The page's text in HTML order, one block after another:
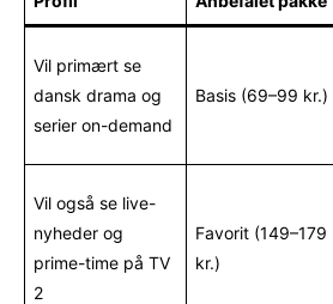
Vil primært se
dansk drama og
serier on-demand
Basis (69–99 kr.)
Vil også se live-
nyheder og
prime-time på TV
2
Favorit (149–179
kr.)